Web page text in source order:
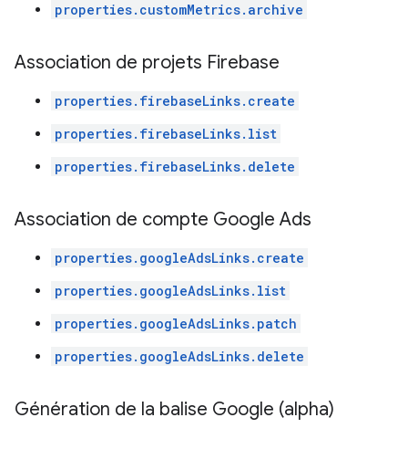
properties.customMetrics.archive
Association de projets Firebase
properties.firebaseLinks.create
properties.firebaseLinks.list
properties.firebaseLinks.delete
Association de compte Google Ads
properties.googleAdsLinks.create
properties.googleAdsLinks.list
properties.googleAdsLinks.patch
properties.googleAdsLinks.delete
Génération de la balise Google (alpha)